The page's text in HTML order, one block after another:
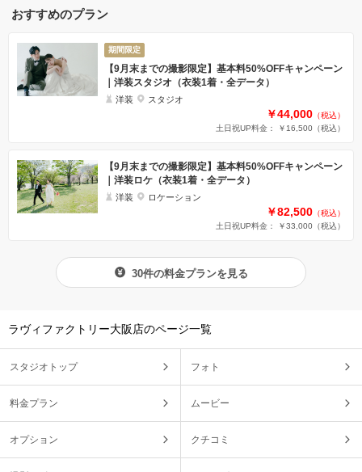
おすすめのプラン
期間限定
【9月末までの撮影限定】基本料50%OFFキャンペーン
｜洋装スタジオ（衣装1着・全データ）
洋装 スタジオ
￥44,000 （税込）
土日祝UP料金： ￥16,500 （税込）
【9月末までの撮影限定】基本料50%OFFキャンペーン
｜洋装ロケ（衣装1着・全データ）
洋装 ロケーション
￥82,500 （税込）
土日祝UP料金： ￥33,000 （税込）
30件の料金プランを見る
ラヴィファクトリー大阪店のページ一覧
スタジオトップ フォト
料金プラン ムービー
オプション クチコミ